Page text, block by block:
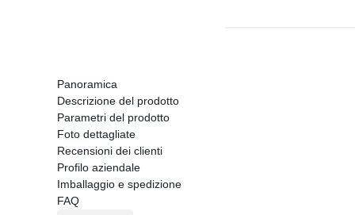
Panoramica
Descrizione del prodotto
Parametri del prodotto
Foto dettagliate
Recensioni dei clienti
Profilo aziendale
Imballaggio e spedizione
FAQ